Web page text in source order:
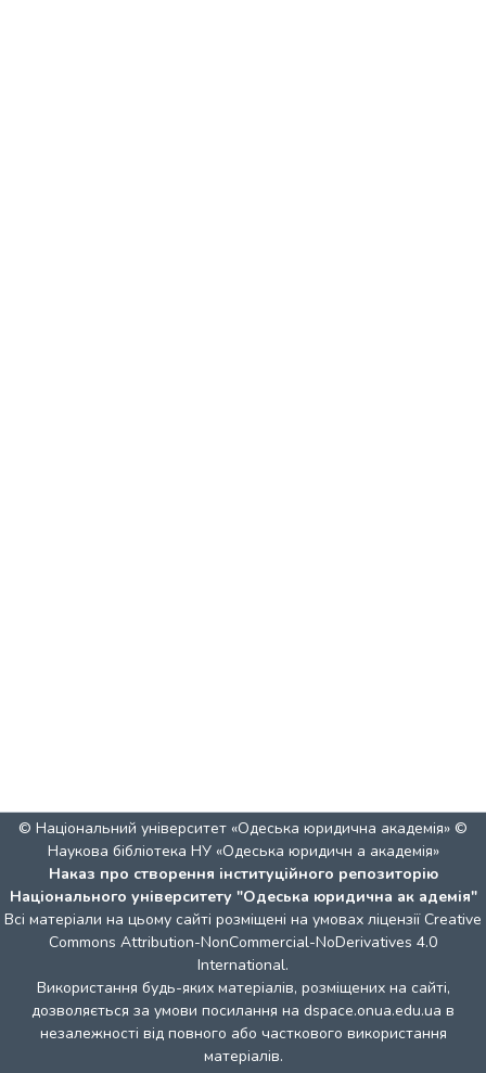
© Національний університет «Одеська юридична академія» ©
Наукова бібліотека НУ «Одеська юридичн а академія»
Наказ про створення інституційного репозиторію
Національного університету "Одеська юридична ак адемія"
Всі матеріали на цьому сайті розміщені на умовах ліцензії Creative
Commons Attribution-NonCommercial-NoDerivatives 4.0
International.
Використання будь-яких матеріалів, розміщених на сайті,
дозволяється за умови посилання на dspace.onua.edu.ua в
незалежності від повного або часткового використання
матеріалів.